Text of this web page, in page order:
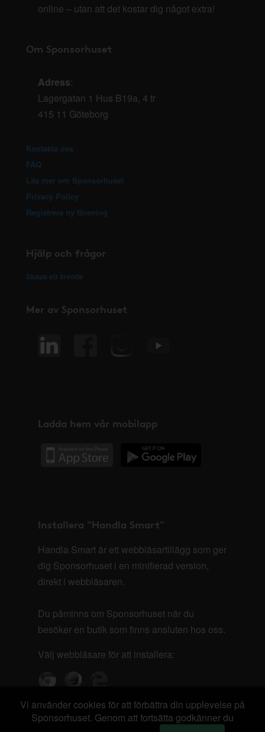
online – utan att det kostar dig något extra!
Om Sponsorhuset
Adress:
Lagergatan 1 Hus B19a, 4 tr
415 11 Göteborg
Kontakta oss
FAQ
Läs mer om Sponsorhuset
Privacy Policy
Registrera ny förening
Hjälp och frågor
Skapa ett ärende
Mer av Sponsorhuset
Ladda hem vår mobilapp
Installera "Handla Smart"
Handla Smart är ett webbläsartillägg som ger
dig Sponsorhuset i en minifierad version,
direkt i webbläsaren.
Du påminns om Sponsorhuset när du
besöker en butik som finns ansluten hos oss.
Välj webbläsare för att installera:
Vi använder cookies för att förbättra din upplevelse på
Sponsorhuset. Genom att fortsätta godkänner du